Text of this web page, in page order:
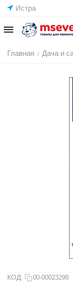
Истра
Главная / Дача и
КОД: 00-00023298